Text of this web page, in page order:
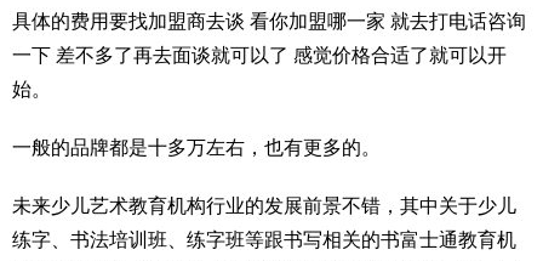
具体的费用要找加盟商去谈 看你加盟哪一家 就去打电话咨询
一下 差不多了再去面谈就可以了 感觉价格合适了就可以开
始。
一般的品牌都是十多万左右，也有更多的。
未来少儿艺术教育机构行业的发展前景不错，其中关于少儿
练字、书法培训班、练字班等跟书写相关的书富士通教育机